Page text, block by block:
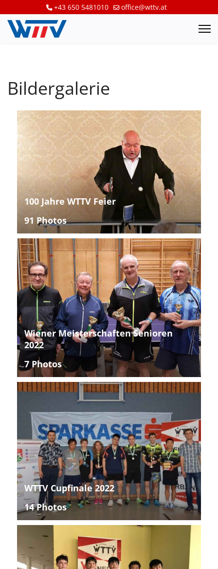
+43 650 5481010 office@wttv.at
Bildergalerie
100 Jahre WTTV Feier
91 Photos
Wiener Meisterschaften Senioren
2022
7 Photos
WTTV Cupfinale 2022
14 Photos